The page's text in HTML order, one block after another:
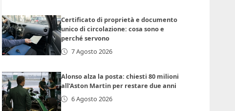
Certificato di proprietà e documento
unico di circolazione: cosa sono e
perché servono
7 Agosto 2026
Alonso alza la posta: chiesti 80 milioni
all’Aston Martin per restare due anni
6 Agosto 2026